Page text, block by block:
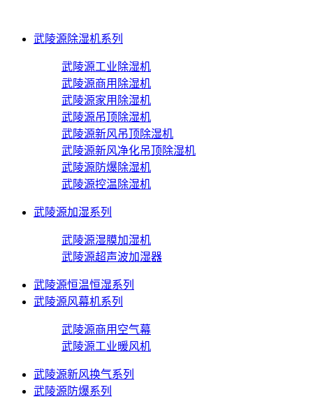
武陵源除湿机系列
武陵源工业除湿机
武陵源商用除湿机
武陵源家用除湿机
武陵源吊顶除湿机
武陵源新风吊顶除湿机
武陵源新风净化吊顶除湿机
武陵源防爆除湿机
武陵源控温除湿机
武陵源加湿系列
武陵源湿膜加湿机
武陵源超声波加湿器
武陵源恒温恒湿系列
武陵源风幕机系列
武陵源商用空气幕
武陵源工业暖风机
武陵源新风换气系列
武陵源防爆系列